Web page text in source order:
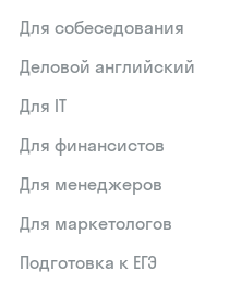
Для собеседования
Деловой английский
Для IT
Для финансистов
Для менеджеров
Для маркетологов
Подготовка к ЕГЭ